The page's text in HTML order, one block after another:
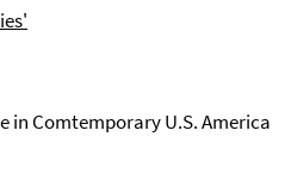
in Comtemporary U.S. America